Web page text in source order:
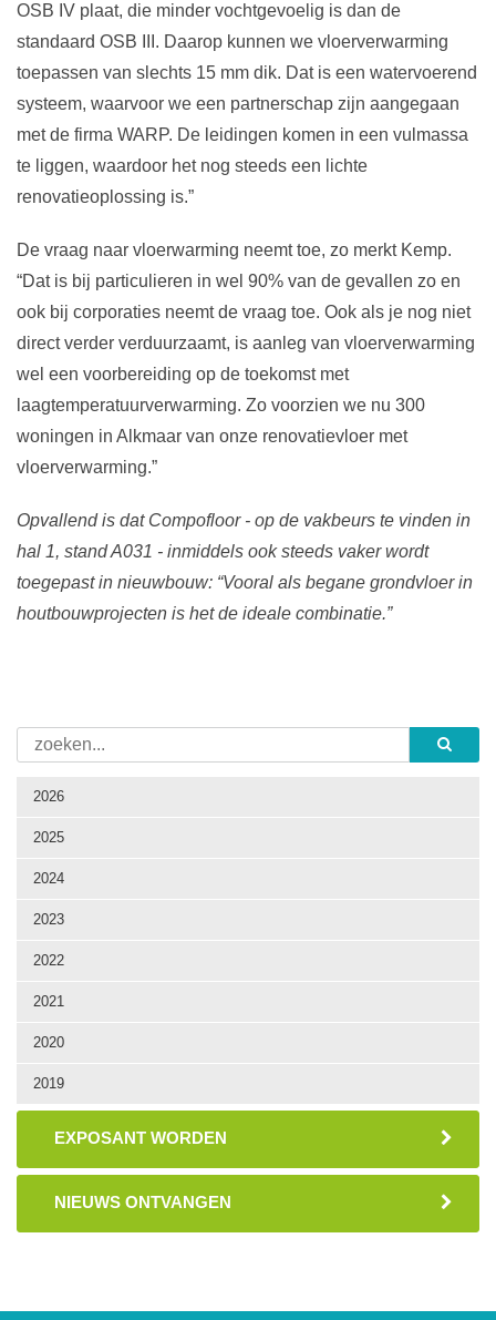
2026
2025
2024
2023
2022
2021
2020
2019
EXPOSANT WORDEN
NIEUWS ONTVANGEN
OSB IV plaat, die minder vochtgevoelig is dan de
standaard OSB III. Daarop kunnen we vloerverwarming
toepassen van slechts 15 mm dik. Dat is een watervoerend
systeem, waarvoor we een partnerschap zijn aangegaan
met de firma WARP. De leidingen komen in een vulmassa
te liggen, waardoor het nog steeds een lichte
renovatieoplossing is.”
De vraag naar vloerwarming neemt toe, zo merkt Kemp.
“Dat is bij particulieren in wel 90% van de gevallen zo en
ook bij corporaties neemt de vraag toe. Ook als je nog niet
direct verder verduurzaamt, is aanleg van vloerverwarming
wel een voorbereiding op de toekomst met
laagtemperatuurverwarming. Zo voorzien we nu 300
woningen in Alkmaar van onze renovatievloer met
vloerverwarming.”
Opvallend is dat Compofloor - op de vakbeurs te vinden in
hal 1, stand A031 - inmiddels ook steeds vaker wordt
toegepast in nieuwbouw: “Vooral als begane grondvloer in
houtbouwprojecten is het de ideale combinatie.”